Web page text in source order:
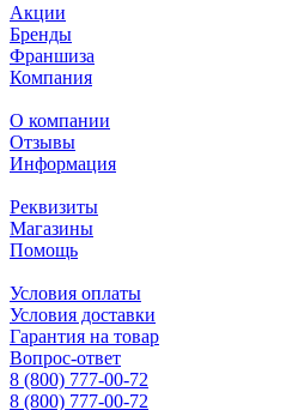
Акции
Бренды
Франшиза
Компания
О компании
Отзывы
Информация
Реквизиты
Магазины
Помощь
Условия оплаты
Условия доставки
Гарантия на товар
Вопрос-ответ
8 (800) 777-00-72
8 (800) 777-00-72